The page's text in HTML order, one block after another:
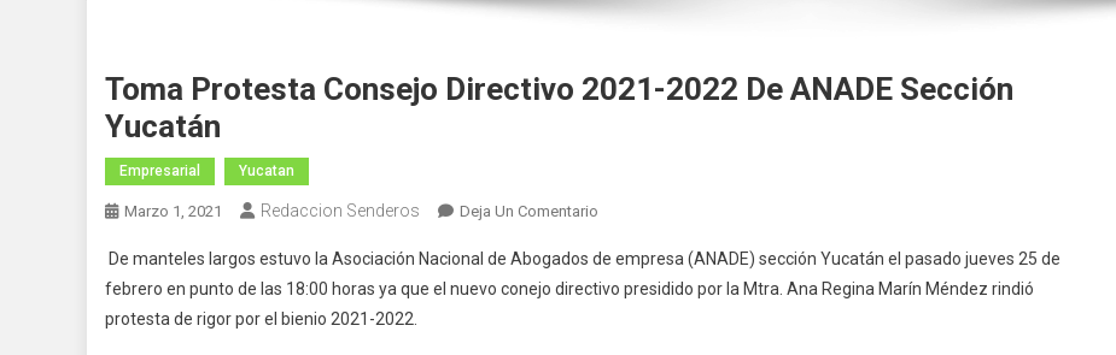
Toma Protesta Consejo Directivo 2021-2022 De ANADE Sección
Yucatán
Empresarial Yucatan
Marzo 1, 2021 Redaccion Senderos Deja Un Comentario
Protesta
Consejo
De manteles largos estuvo la Asociación Nacional de Abogados de empresa (ANADE) sección Yucatán el pasado jueves 25 de
febrero en punto de las 18:00 horas ya que el nuevo conejo directivo presidido por la Mtra. Ana Regina Marín Méndez rindió
protesta de rigor por el bienio 2021-2022.